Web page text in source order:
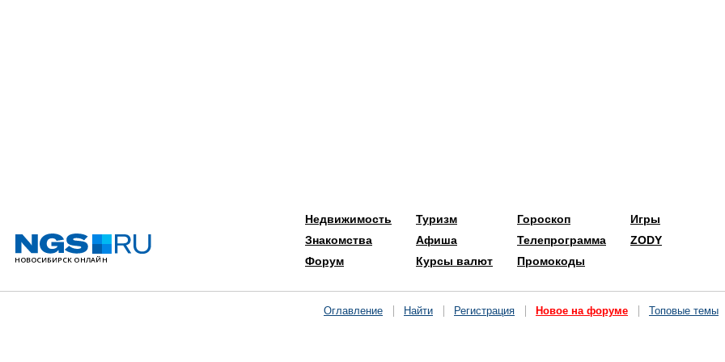
Недвижимость
Знакомства
Форум
Туризм
Афиша
Курсы валют
Гороскоп
Телепрограмма
Промокоды
Игры
ZODY
Оглавление Найти Регистрация Новое на форуме Топовые темы